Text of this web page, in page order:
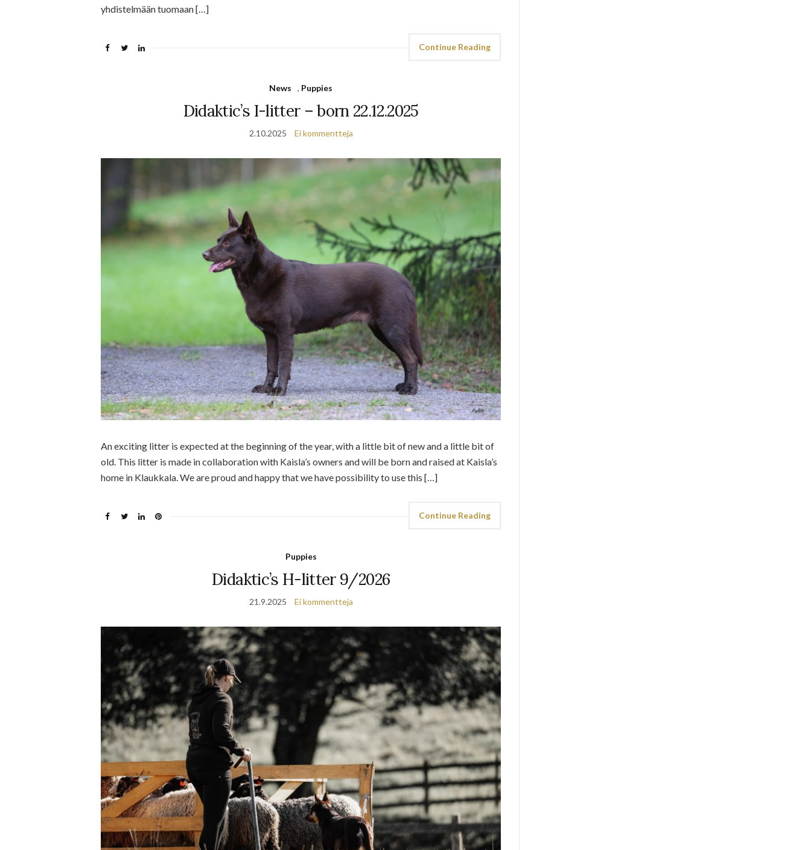
yhdistelmään tuomaan […]
Continue Reading
News , Puppies
Didaktic’s I-litter – born 22.12.2025
2.10.2025 Ei kommentteja
An exciting litter is expected at the beginning of the year, with a little bit of new and a little bit of
old. This litter is made in collaboration with Kaisla’s owners and will be born and raised at Kaisla’s
home in Klaukkala. We are proud and happy that we have possibility to use this […]
Continue Reading
Puppies
Didaktic’s H-litter 9/2026
21.9.2025 Ei kommentteja